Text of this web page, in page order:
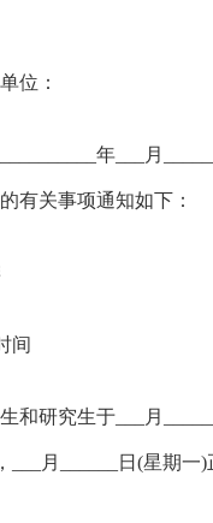
位：
年___月
有关事项通知如下：
间
和研究生于___月
月______日(星期一)